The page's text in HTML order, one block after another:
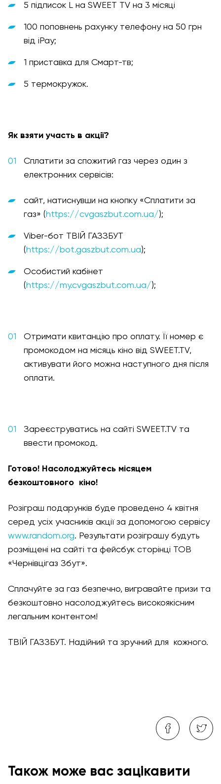
5 підписок L на SWEET TV на 3 місяці
100 поповнень рахунку телефону на 50 грн
від iPay;
1 приставка для Смарт-тв;
5 термокружок.
Як взяти участь в акції?
Сплатити за спожитий газ через один з
електронних сервісів:
сайт, натиснувши на кнопку «Сплатити за
газ» ( https://cvgaszbut.com.ua/);
Viber-бот ТВІЙ ГАЗЗБУТ
( https://bot.gaszbut.com.ua);
Особистий кабінет
( https://my.cvgaszbut.com.ua/);
Отримати квитанцію про оплату. Її номер є
промокодом на місяць кіно від SWEET.TV,
активувати його можна наступного дня після
оплати.
Зареєструватись на сайті SWEET.TV та
ввести промокод.
Готово! Насолоджуйтесь місяцем
безкоштовного кіно!
Розіграш подарунків буде проведено 4 квітня
серед усіх учасників акції за допомогою сервісу
www.random.org. Результати розіграшу будуть
розміщені на сайті та фейсбук сторінці ТОВ
«Чернівцігаз Збут».
Сплачуйте за газ безпечно, вигравайте призи та
безкоштовно насолоджуйтесь високоякісним
легальним контентом!
ТВІЙ ГАЗЗБУТ. Надійний та зручний для кожного.
Також може вас зацікавити